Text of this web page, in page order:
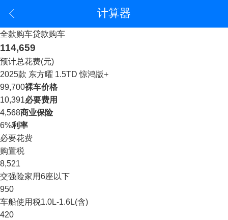
计算器
全款购车贷款购车
114,659
预计总花费(元)
2025款 东方曜 1.5TD 惊鸿版+
99,700裸车价格
10,391必要费用
4,568商业保险
6%利率
必要花费
购置税
8,521
交强险家用6座以下
950
车船使用税1.0L-1.6L(含)
420